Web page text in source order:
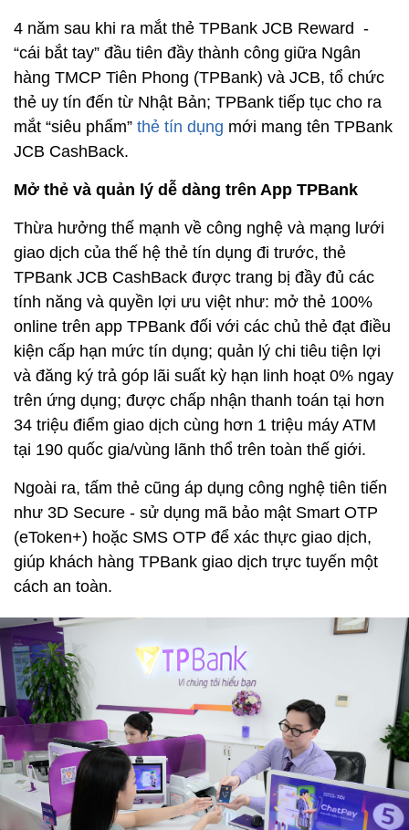
4 năm sau khi ra mắt thẻ TPBank JCB Reward -
“cái bắt tay” đầu tiên đầy thành công giữa Ngân
hàng TMCP Tiên Phong (TPBank) và JCB, tổ chức
thẻ uy tín đến từ Nhật Bản; TPBank tiếp tục cho ra
mắt “siêu phẩm” thẻ tín dụng mới mang tên TPBank
JCB CashBack.
Mở thẻ và quản lý dễ dàng trên App TPBank
Thừa hưởng thế mạnh về công nghệ và mạng lưới
giao dịch của thế hệ thẻ tín dụng đi trước, thẻ
TPBank JCB CashBack được trang bị đầy đủ các
tính năng và quyền lợi ưu việt như: mở thẻ 100%
online trên app TPBank đối với các chủ thẻ đạt điều
kiện cấp hạn mức tín dụng; quản lý chi tiêu tiện lợi
và đăng ký trả góp lãi suất kỳ hạn linh hoạt 0% ngay
trên ứng dụng; được chấp nhận thanh toán tại hơn
34 triệu điểm giao dịch cùng hơn 1 triệu máy ATM
tại 190 quốc gia/vùng lãnh thổ trên toàn thế giới.
Ngoài ra, tấm thẻ cũng áp dụng công nghệ tiên tiến
như 3D Secure - sử dụng mã bảo mật Smart OTP
(eToken+) hoặc SMS OTP để xác thực giao dịch,
giúp khách hàng TPBank giao dịch trực tuyến một
cách an toàn.